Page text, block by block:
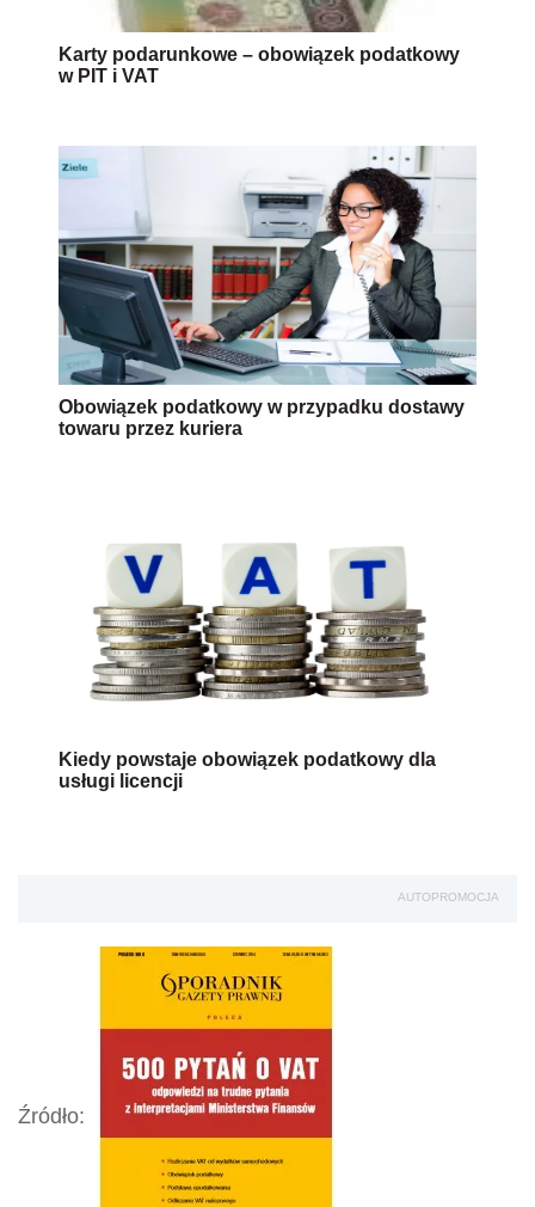
Karty podarunkowe – obowiązek podatkowy
w PIT i VAT
Obowiązek podatkowy w przypadku dostawy
towaru przez kuriera
Kiedy powstaje obowiązek podatkowy dla
usługi licencji
AUTOPROMOCJA
Źródło: